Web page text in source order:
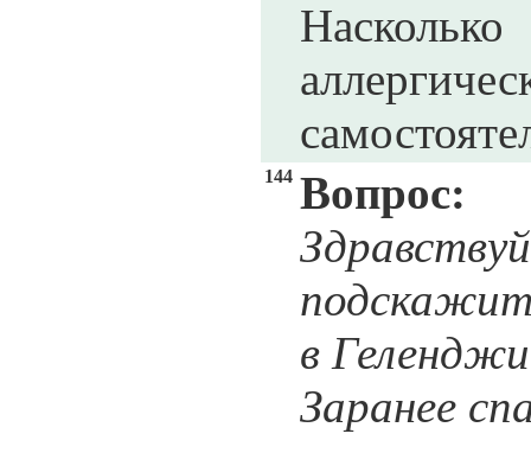
144 Вопрос:
в
Заранее